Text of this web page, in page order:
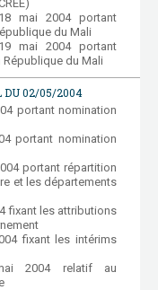
mai 2004 portant
du Mali
mai 2004 portant
du Mali
DU 02/05/2004
portant nomination
portant nomination
portant répartition
et les départements
fixant les attributions
fixant les intérims
2004 relatif au